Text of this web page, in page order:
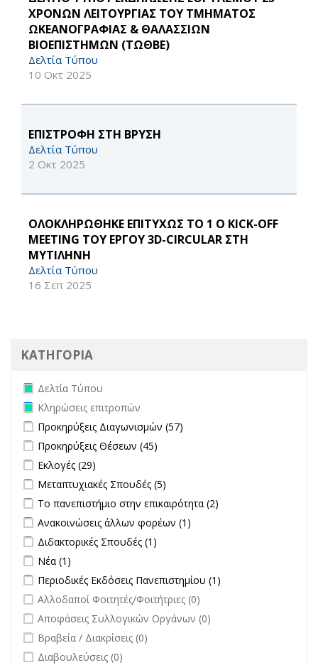
ΧΡΟΝΩΝ ΛΕΙΤΟΥΡΓΙΑΣ ΤΟΥ ΤΜΗΜΑΤΟΣ
ΩΚΕΑΝΟΓΡΑΦΙΑΣ & ΘΑΛΑΣΣΙΩΝ
ΒΙΟΕΠΙΣΤΗΜΩΝ (ΤΩΘΒΕ)
Δελτία Τύπου
10 Οκτ 2025
ΕΠΙΣΤΡΟΦΗ ΣΤΗ ΒΡΥΣΗ
Δελτία Τύπου
2 Οκτ 2025
ΟΛΟΚΛΗΡΩΘΗΚΕ ΕΠΙΤΥΧΩΣ ΤΟ 1 Ο KICK-OFF
MEETING ΤΟΥ ΕΡΓΟΥ 3D-CIRCULAR ΣΤΗ
ΜΥΤΙΛΗΝΗ
Δελτία Τύπου
16 Σεπ 2025
ΚΑΤΗΓΟΡΙΑ
Remove Δελτία Τύπου filter
Δελτία Τύπου
Remove Κληρώσεις επιτροπών filter
Κληρώσεις επιτροπών
Apply Προκηρύξεις Διαγωνισμών filter
Προκηρύξεις Διαγωνισμών (57)
Apply Προκηρύξεις Θέσεων filter
Προκηρύξεις Θέσεων (45)
Apply Εκλογές filter
Εκλογές (29)
Apply Μεταπτυχιακές Σπουδές filter
Μεταπτυχιακές Σπουδές (5)
Apply Το πανεπιστήμιο στην επικαιρότητα filter
Το πανεπιστήμιο στην επικαιρότητα (2)
Apply Ανακοινώσεις άλλων φορέων filter
Ανακοινώσεις άλλων φορέων (1)
Apply Διδακτορικές Σπουδές filter
Διδακτορικές Σπουδές (1)
Apply Νέα filter
Νέα (1)
Apply Περιοδικές Εκδόσεις Πανεπιστημίου filter
Περιοδικές Εκδόσεις Πανεπιστημίου (1)
undefined
Αλλοδαποί Φοιτητές/Φοιτήτριες (0)
undefined
Αποφάσεις Συλλογικών Οργάνων (0)
undefined
Βραβεία / Διακρίσεις (0)
undefined
Διαβουλεύσεις (0)